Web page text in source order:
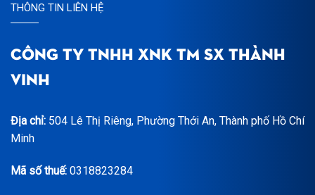
THÔNG TIN LIÊN HỆ
CÔNG TY TNHH XNK TM SX THÀNH
VINH
Địa chỉ: 504 Lê Thị Riêng, Phường Thới An, Thành phố Hồ Chí
Minh
Mã số thuế: 0318823284